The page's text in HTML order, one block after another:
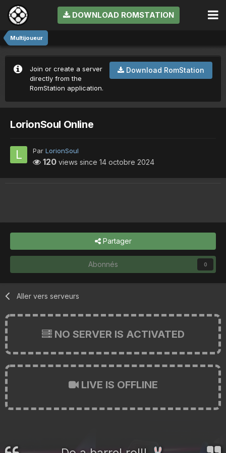
DOWNLOAD ROMSTATION
Multijoueur
Download RomStation
Join or create a server
directly from the
RomStation application.
LorionSoul Online
Par LorionSoul
120 views since 14 octobre 2024
Partager
Abonnés 0
Aller vers serveurs
NO SERVER IS ACTIVATED
LIVE IS OFFLINE